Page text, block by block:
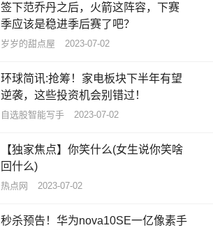
签下范乔丹之后，火箭这阵容，下赛
季应该是稳进季后赛了吧？
岁岁的甜点屋 2023-07-02
环球简讯:抢筹！家电板块下半年有望
逆袭，这些投资机会别错过！
自选股智能写手 2023-07-02
【独家焦点】你笑什么(女生说你笑啥
回什么)
热点网 2023-07-02
秒杀预告！华为nova10SE一亿像素手